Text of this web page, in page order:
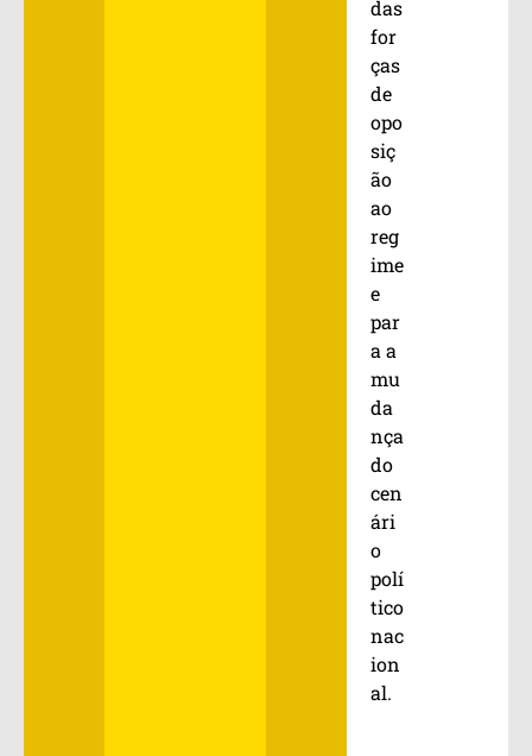
das
for
ças
de
opo
siç
ão
ao
reg
ime
e
par
a a
mu
da
nça
do
cen
ári
o
polí
tico
nac
ion
al.